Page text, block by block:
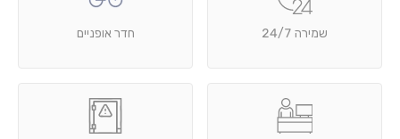
שמירה 24/7 חדר אופניים